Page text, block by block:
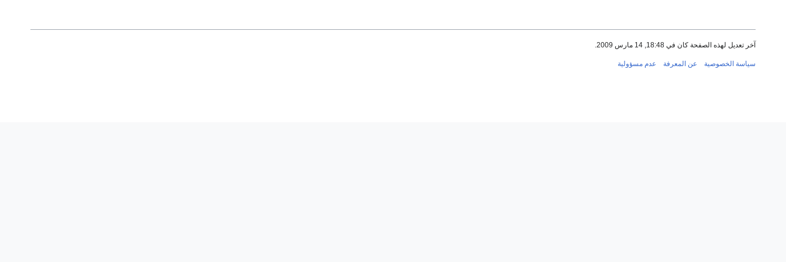
آخر تعديل لهذه الصفحة كان في 18:48, 14 مارس 2009.
سياسة الخصوصية عن المعرفة عدم مسؤولية